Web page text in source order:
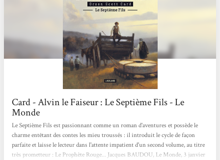
Card - Alvin le Faiseur : Le Septième Fils - Le
Monde
Le Septième Fils est passionnant comme un roman d'aventures et possède le
charme entêtant des contes les mieu troussés : il introduit le cycle de façon
parfaite et laisse le lecteur dans l'attente impatient d'un second volume, au titre
très prometteur : Le Prophète Rouge... Jacques BAUDOU, Le Monde, 3 janvier